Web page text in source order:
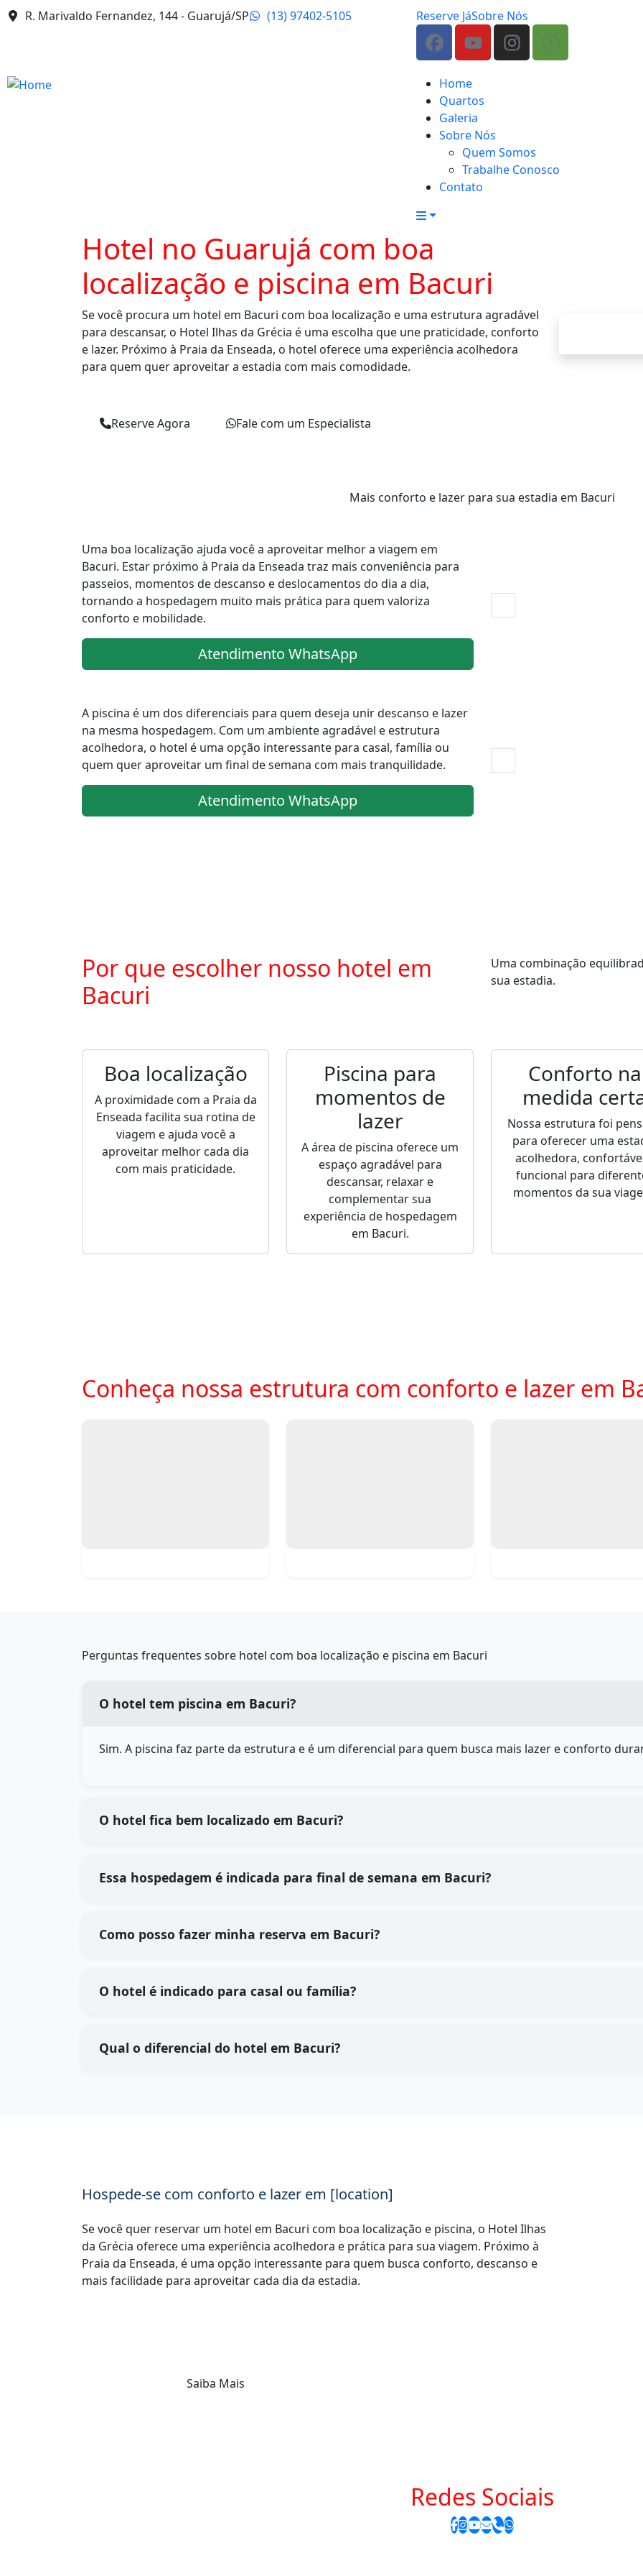
R. Marivaldo Fernandez, 144 - Guarujá/SP (13) 97402-5105 Reserve JáSobre Nós
Home
Quartos
Galeria
Sobre Nós
Quem Somos
Trabalhe Conosco
Contato
Hotel no Guarujá com boa
localização e piscina em Bacuri
Se você procura um hotel em Bacuri com boa localização e uma estrutura agradável
para descansar, o Hotel Ilhas da Grécia é uma escolha que une praticidade, conforto
e lazer. Próximo à Praia da Enseada, o hotel oferece uma experiência acolhedora
para quem quer aproveitar a estadia com mais comodidade.
Reserve Agora Fale com um Especialista
Mais conforto e lazer para sua estadia em Bacuri
Uma boa localização ajuda você a aproveitar melhor a viagem em
Bacuri. Estar próximo à Praia da Enseada traz mais conveniência para
passeios, momentos de descanso e deslocamentos do dia a dia,
tornando a hospedagem muito mais prática para quem valoriza
conforto e mobilidade.
Atendimento WhatsApp
A piscina é um dos diferenciais para quem deseja unir descanso e lazer
na mesma hospedagem. Com um ambiente agradável e estrutura
acolhedora, o hotel é uma opção interessante para casal, família ou
quem quer aproveitar um final de semana com mais tranquilidade.
Atendimento WhatsApp
Por que escolher nosso hotel em
Bacuri
Uma combinação
sua estadia.
Boa localização
A proximidade com a Praia da
Enseada facilita sua rotina de
viagem e ajuda você a
aproveitar melhor cada dia
com mais praticidade.
Piscina para
momentos de
lazer
A área de piscina oferece um
espaço agradável para
descansar, relaxar e
complementar sua
experiência de hospedagem
em Bacuri.
Conforto na
medida
Nossa estrutura foi
para oferecer uma
acolhedora,
funcional para
momentos da sua
Conheça nossa estrutura com conforto e lazer em
Perguntas frequentes sobre hotel com boa localização e piscina em Bacuri
O hotel tem piscina em Bacuri?
Sim. A piscina faz parte da estrutura e é um diferencial para quem busca mais lazer e conforto
O hotel fica bem localizado em Bacuri?
Essa hospedagem é indicada para final de semana em Bacuri?
Como posso fazer minha reserva em Bacuri?
O hotel é indicado para casal ou família?
Qual o diferencial do hotel em Bacuri?
Hospede-se com conforto e lazer em [location]
Se você quer reservar um hotel em Bacuri com boa localização e piscina, o Hotel Ilhas
da Grécia oferece uma experiência acolhedora e prática para sua viagem. Próximo à
Praia da Enseada, é uma opção interessante para quem busca conforto, descanso e
mais facilidade para aproveitar cada dia da estadia.
Saiba Mais
Redes Sociais